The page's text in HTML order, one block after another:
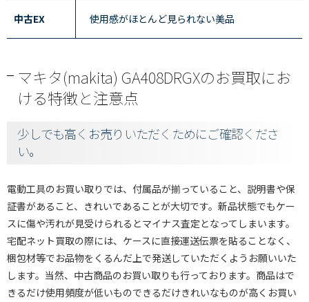
中古EX 使用感がほとんど見られない美品
マキタ(makita) GA408DRGXのお買取にお
ける特徴と注意点
少しでも高くお売りいただくためにご確認くださ
い。
電動工具のお買い取りでは、付属品が揃っていること、説明書や保
証書があること、きれいであることが大切です。新品状態でもケー
スに傷や汚れが見受けられるとマイナス査定となってしまいます。
宅配ネット買取の際には、ケースに直接運送伝票を貼ることなく、
梱包材等でお品物をくるんだ上で発送していただくようお願いいた
します。当然、中古商品のお買い取りも行っております。商品はで
きるだけ使用頻度が低いものできるだけきれいなものが高くお買い